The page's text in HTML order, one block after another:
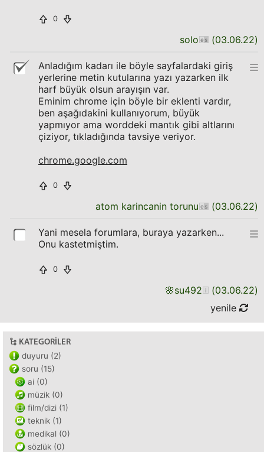
0
solo (03.06.22)
Anladığım kadarı ile böyle sayfalardaki giriş
yerlerine metin kutularına yazı yazarken ilk
harf büyük olsun arayışın var.
Eminim chrome için böyle bir eklenti vardır,
ben aşağıdakini kullanıyorum, büyük
yapmıyor ama worddeki mantık gibi altlarını
çiziyor, tıkladığında tavsiye veriyor.
chrome.google.com
0
atom karincanin torunu (03.06.22)
Yani mesela forumlara, buraya yazarken...
Onu kastetmiştim.
0
🌸su492 (03.06.22)
yenile
KATEGORILER
duyuru (2)
soru (15)
ai (0)
müzik (0)
film/dizi (1)
teknik (1)
medikal (0)
sözlük (0)